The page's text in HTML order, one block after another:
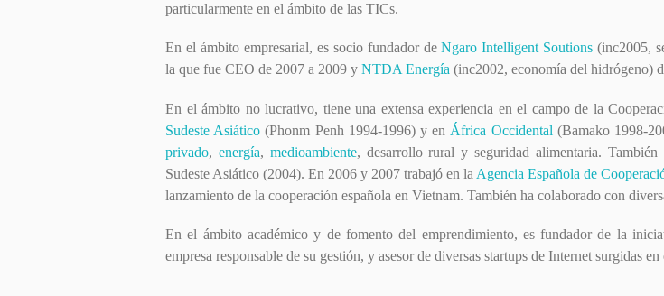
particularmente en el ámbito de las TICs.
En el ámbito empresarial, es socio fundador deNgaro Intelligent Soutions(inc2005,
la que fue CEO de 2007 a 2009 y NTDA Energía (inc2002, economía del hidrógeno)
En el ámbito no lucrativo, tiene una extensa experiencia en el campo de la
Sudeste Asiático (Phonm Penh 1994-1996) y en África Occidental (Bamako 1998-
privado, energía, medioambiente, desarrollo rural y seguridad alimentaria.
Sudeste Asiático (2004). En 2006 y 2007 trabajó en la Agencia Española de
lanzamiento de la cooperación española en Vietnam. También ha colaborado con
En el ámbito académico y de fomento del emprendimiento, es fundador de la
empresa responsable de su gestión, y asesor de diversas startups de Internet surgidas